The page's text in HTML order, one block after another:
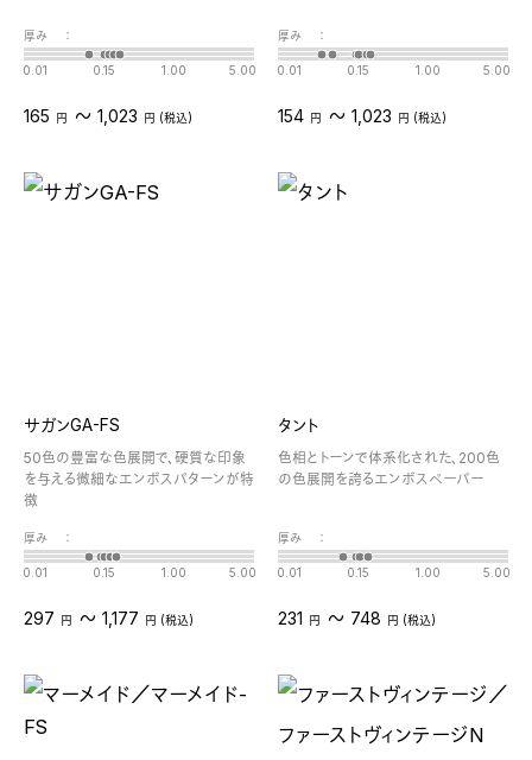
厚み ：
0.01 0.15 1.00 5.00
165 円 〜 1,023 円 (税込)
厚み ：
0.01 0.15 1.00 5.00
154 円 〜 1,023 円 (税込)
サガンGA-FS
50色の豊富な色展開で、硬質な印象
を与える微細なエンボスパターンが特
徴
厚み ：
0.01 0.15 1.00 5.00
297 円 〜 1,177 円 (税込)
タント
色相とトーンで体系化された、200色
の色展開を誇るエンボスペーパー
厚み ：
0.01 0.15 1.00 5.00
231 円 〜 748 円 (税込)